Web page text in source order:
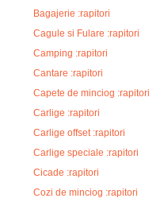
Bagajerie :rapitori
Cagule si Fulare :rapitori
Camping :rapitori
Cantare :rapitori
Capete de minciog :rapitori
Carlige :rapitori
Carlige offset :rapitori
Carlige speciale :rapitori
Cicade :rapitori
Cozi de minciog :rapitori